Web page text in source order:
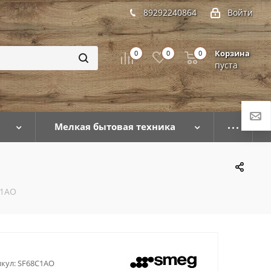
Войти
89292240864
0 0 Корзина
пуста
0
Мелкая бытовая техника
SF68C1AO